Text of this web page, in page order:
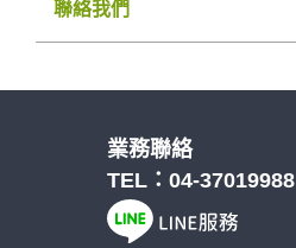
聯絡我們
業務聯絡
TEL： 04-37019988